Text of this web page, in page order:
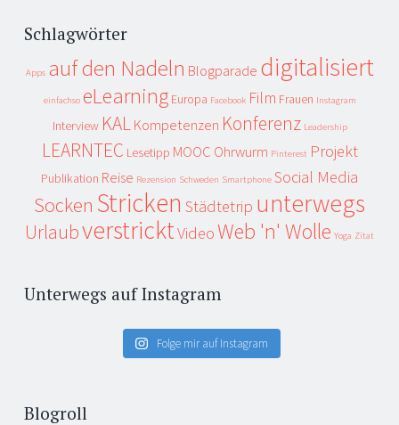
Schlagwörter
Apps auf den Nadeln Blogparade digitalisiert
einfachso eLearning Europa Facebook Film Frauen Instagram
Interview KAL Kompetenzen Konferenz Leadership
LEARNTEC Lesetipp MOOC Ohrwurm Pinterest Projekt
Publikation Reise Rezension Schweden Smartphone Social Media
Socken Stricken Städtetrip unterwegs
UrlaubverstricktVideoWeb 'n' Wolle Yoga Zitat
Unterwegs auf Instagram
Folge mir auf Instagram
Blogroll